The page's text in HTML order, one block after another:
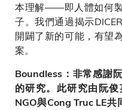
本理解——即人體如何
子。我們通過揭示
開闢了新的可能，有望
案。
Boundless：非常感謝
的研究。此研究由阮
NGO與Cong Truc LE共